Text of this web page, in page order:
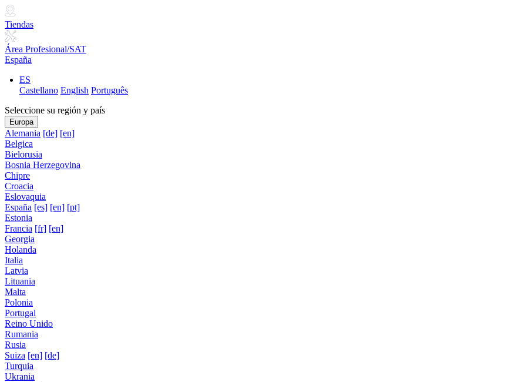
Tiendas
Área Profesional/SAT
España
ES
Castellano English Português
Seleccione su región y país
Europa
Alemania [de] [en]
Belgica
Bielorusia
Bosnia Herzegovina
Chipre
Croacia
Eslovaquia
España [es] [en] [pt]
Estonia
Francia [fr] [en]
Georgia
Holanda
Italia
Latvia
Lituania
Malta
Polonia
Portugal
Reino Unido
Rumania
Rusia
Suiza [en] [de]
Turquia
Ukrania